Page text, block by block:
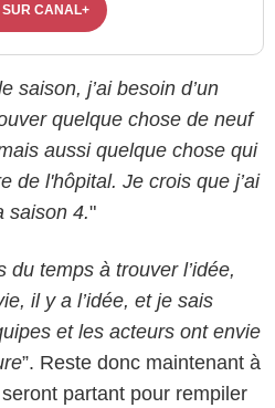
SUR CANAL+
saison, j’ai besoin d’un
quelque chose de neuf
aussi quelque chose qui
de l'hôpital. Je crois que j’ai
saison 4."
du temps à trouver l’idée,
il y a l’idée, et je sais
et les acteurs ont envie
”. Reste donc maintenant à
partant pour rempiler